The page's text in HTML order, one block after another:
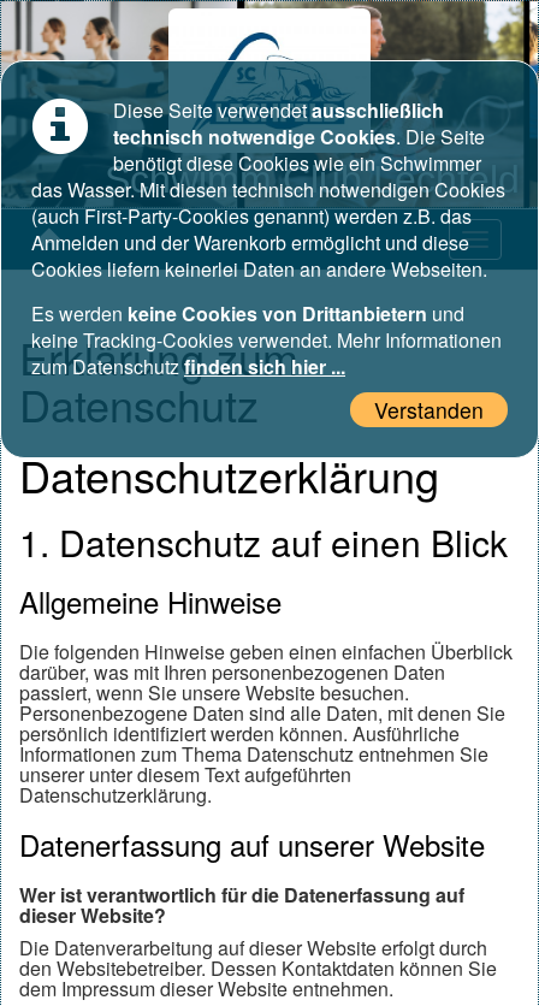
Schwimm Club Lechfeld
Erklärung zum
Datenschutz
Datenschutzerklärung
1. Datenschutz auf einen Blick
Allgemeine Hinweise
Die folgenden Hinweise geben einen einfachen Überblick
darüber, was mit Ihren personenbezogenen Daten
passiert, wenn Sie unsere Website besuchen.
Personenbezogene Daten sind alle Daten, mit denen Sie
persönlich identifiziert werden können. Ausführliche
Informationen zum Thema Datenschutz entnehmen Sie
unserer unter diesem Text aufgeführten
Datenschutzerklärung.
Datenerfassung auf unserer Website
Wer ist verantwortlich für die Datenerfassung auf
dieser Website?
Die Datenverarbeitung auf dieser Website erfolgt durch
den Websitebetreiber. Dessen Kontaktdaten können Sie
dem Impressum dieser Website entnehmen.
Diese Seite verwendetausschließlich
technisch notwendige Cookies. Die Seite
benötigt diese Cookies wie ein Schwimmer
das Wasser. Mit diesen technisch notwendigen Cookies
(auch First-Party-Cookies genannt) werden z.B. das
Anmelden und der Warenkorb ermöglicht und diese
Cookies liefern keinerlei Daten an andere Webseiten.
Es werden keine Cookies von Drittanbietern und
keine Tracking-Cookies verwendet. Mehr Informationen
zum Datenschutzfinden sich hier ...
Verstanden